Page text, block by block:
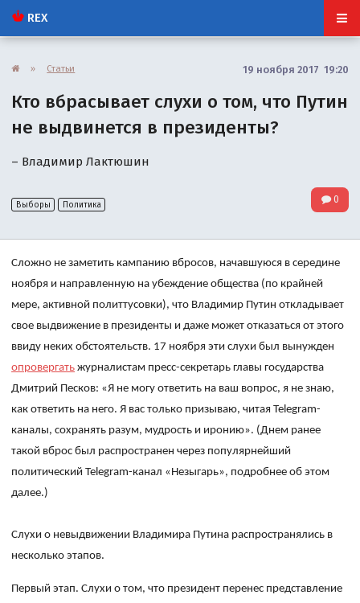
REX
» Статьи 19 ноября 2017 19:20
Кто вбрасывает слухи о том, что Путин
не выдвинется в президенты?
– Владимир Лактюшин
Выборы Политика 0
Сложно не заметить кампанию вбросов, начавшуюся в середине
ноября и направленную на убеждение общества (по крайней
мере, активной политтусовки), что Владимир Путин откладывает
свое выдвижение в президенты и даже может отказаться от этого
ввиду неких обстоятельств. 17 ноября эти слухи был вынужден
опровергать журналистам пресс-секретарь главы государства
Дмитрий Песков: «Я не могу ответить на ваш вопрос, я не знаю,
как ответить на него. Я вас только призываю, читая Telegram-
каналы, сохранять разум, мудрость и иронию». (Днем ранее
такой вброс был распространен через популярнейший
политический Telegram-канал «Незыгарь», подробнее об этом
далее.)
Слухи о невыдвижении Владимира Путина распространялись в
несколько этапов.
Первый этап. Слухи о том, что президент перенес представление